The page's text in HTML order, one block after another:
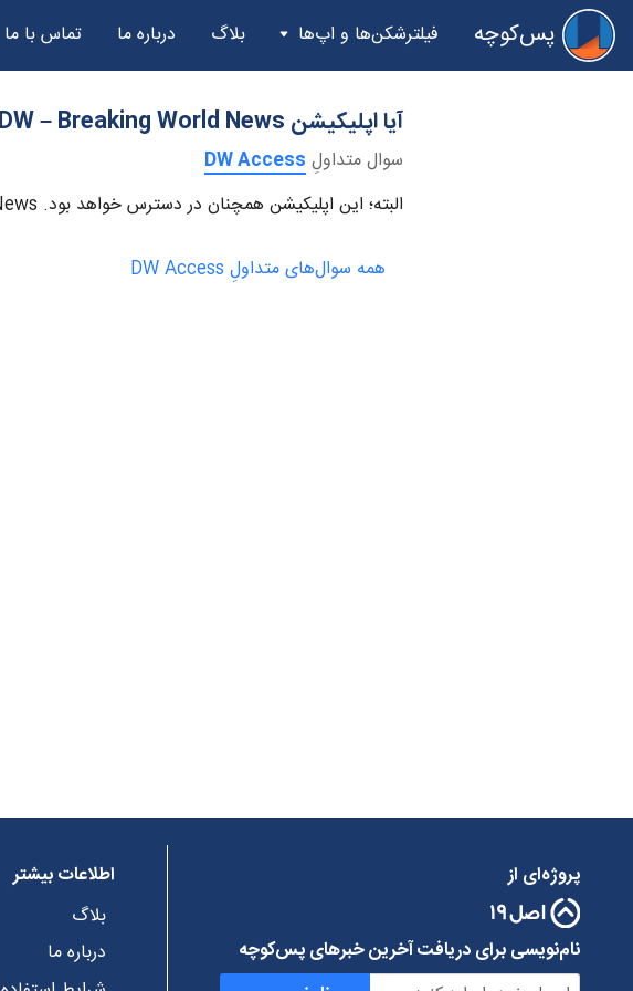
پس‌کوچه فیلترشکن‌ها و اپ‌ها بلاگ درباره ما تماس با ما
آیا اپلیکیشن DW – Breaking World News همچنان در دسترس خواهد بود؟
سوال متداولِ DW Access
البته؛ این اپلیکیشن همچنان در دسترس خواهد بود. DW – Breaking World News از طریق اپ استور اپل و گوگل پلی در دسترس است.
همه سوال‌های متداولِ DW Access
پروژه‌ای از
نام‌نویسی برای دریافت آخرین خبرهای پس‌کوچه
اطلاعات بیشتر
بلاگ
درباره ما